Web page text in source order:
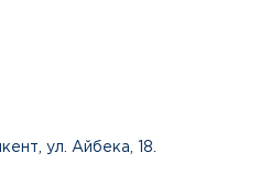
ул. Айбека, 18.